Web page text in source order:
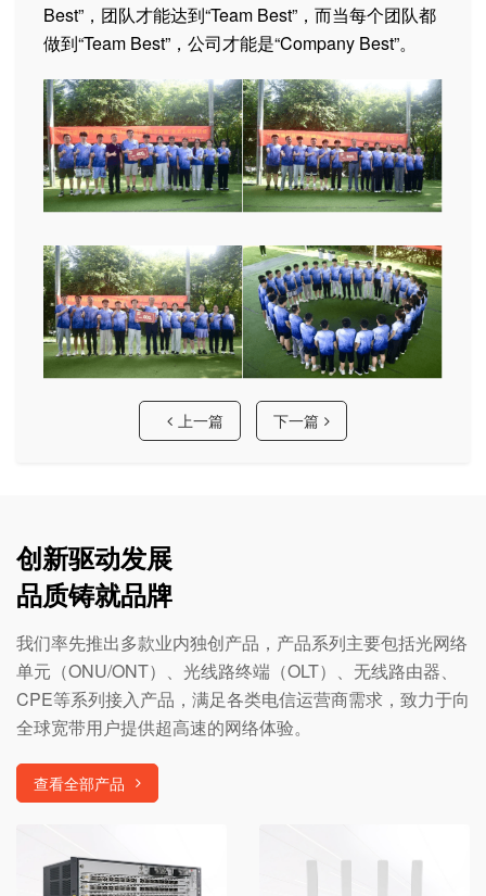
Best”，团队才能达到“Team Best”，而当每个团队都
做到“Team Best”，公司才能是“Company Best”。
上一篇 下一篇
创新驱动发展
品质铸就品牌
我们率先推出多款业内独创产品，产品系列主要包括光网络
单元（ONU/ONT）、光线路终端（OLT）、无线路由器、
CPE等系列接入产品，满足各类电信运营商需求，致力于向
全球宽带用户提供超高速的网络体验。
查看全部产品